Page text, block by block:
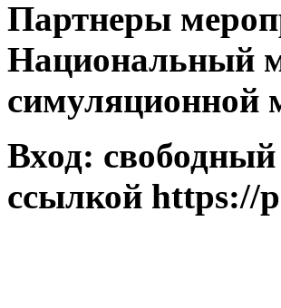
Партнеры
Национальный
Вход: свободный
ссылкой